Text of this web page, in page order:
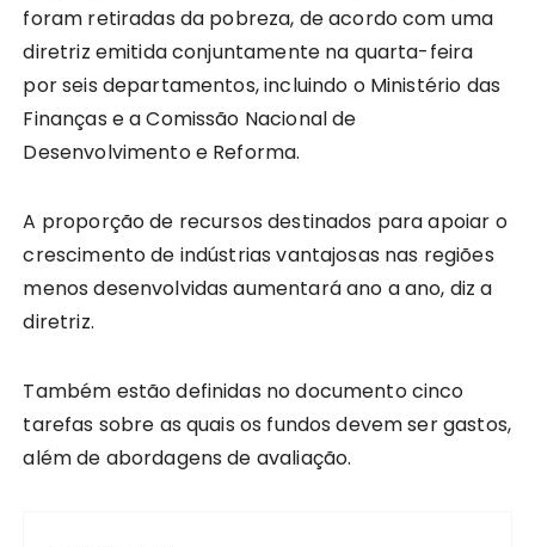
foram retiradas da pobreza, de acordo com uma
diretriz emitida conjuntamente na quarta-feira
por seis departamentos, incluindo o Ministério das
Finanças e a Comissão Nacional de
Desenvolvimento e Reforma.
A proporção de recursos destinados para apoiar o
crescimento de indústrias vantajosas nas regiões
menos desenvolvidas aumentará ano a ano, diz a
diretriz.
Também estão definidas no documento cinco
tarefas sobre as quais os fundos devem ser gastos,
além de abordagens de avaliação.